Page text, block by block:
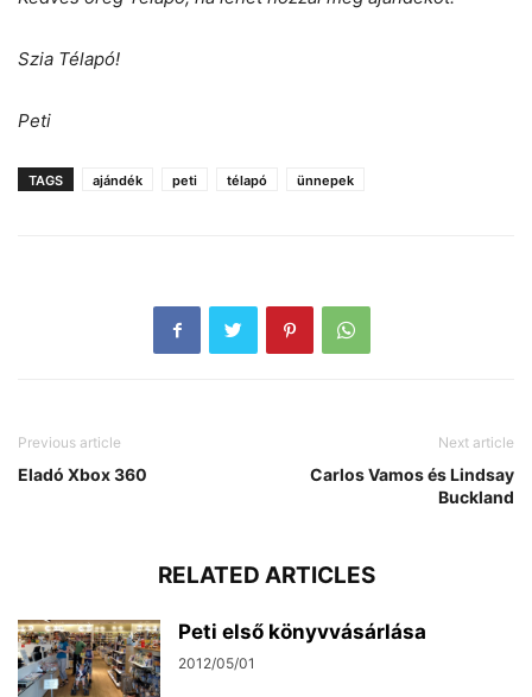
Szia Télapó!
Peti
TAGS ajándék peti télapó ünnepek
Previous article
Eladó Xbox 360
Next article
Carlos Vamos és Lindsay
Buckland
RELATED ARTICLES
Peti első könyvvásárlása
2012/05/01